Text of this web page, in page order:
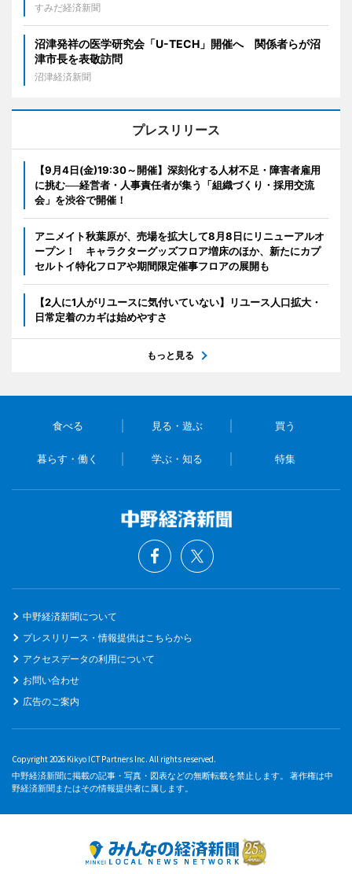
すみだ経済新聞
沼津発祥の医学研究会「U-TECH」開催へ 関係者らが沼
津市長を表敬訪問
沼津経済新聞
プレスリリース
【9月4日(金)19:30～開催】深刻化する人材不足・障害者雇用
に挑む──経営者・人事責任者が集う「組織づくり・採用交流
会」を渋谷で開催！
アニメイト秋葉原が、売場を拡大して8月8日にリニューアルオ
ープン！ キャラクターグッズフロア増床のほか、新たにカプ
セルトイ特化フロアや期間限定催事フロアの展開も
【2人に1人がリユースに気付いていない】リユース人口拡大・
日常定着のカギは始めやすさ
もっと見る
食べる 見る・遊ぶ 買う
暮らす・働く 学ぶ・知る 特集
中野経済新聞について
プレスリリース・情報提供はこちらから
アクセスデータの利用について
お問い合わせ
広告のご案内
Copyright 2026 Kikyo ICT Partners Inc. All rights reserved.
中野経済新聞に掲載の記事・写真・図表などの無断転載を禁止します。 著作権は中
野経済新聞またはその情報提供者に属します。